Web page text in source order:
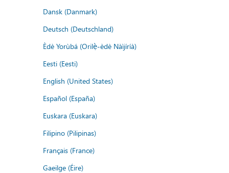
Dansk (Danmark)
Deutsch (Deutschland)
Èdè Yorùbá (Orilẹ̀-èdè Nàìjíríà)
Eesti (Eesti)
English (United States)
Español (España)
Euskara (Euskara)
Filipino (Pilipinas)
Français (France)
Gaeilge (Éire)